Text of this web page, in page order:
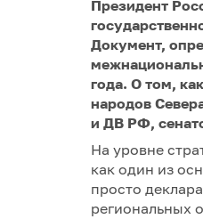
Президент
Документ,
года. О том,
народов
и ДВ РФ,
На уровне
как один из
просто
региональных